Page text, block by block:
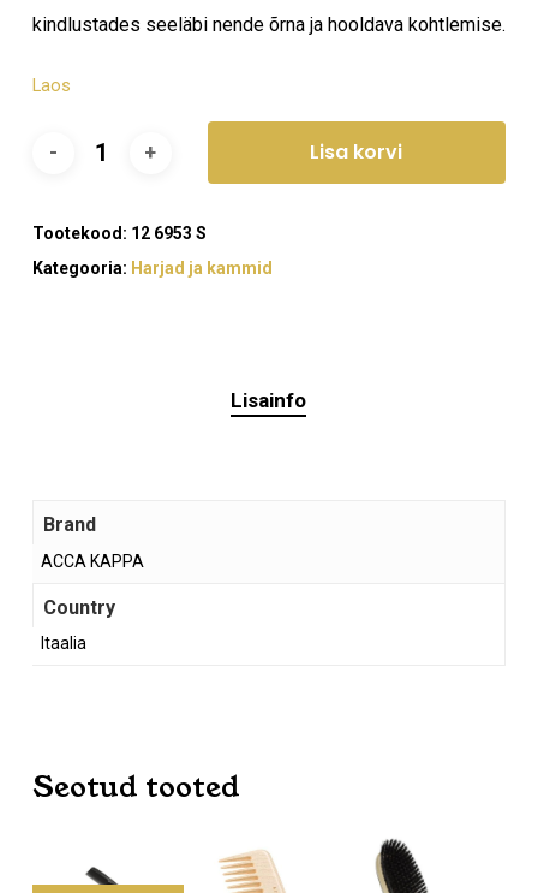
Ostukorvis ei ole tooteid.
kindlustades seeläbi nende õrna ja hooldava kohtlemise.
Laos
Lisa korvi
Tootekood: 12 6953 S
Kategooria: Harjad ja kammid
Lisainfo
Brand
ACCA KAPPA
Country
Itaalia
Seotud tooted